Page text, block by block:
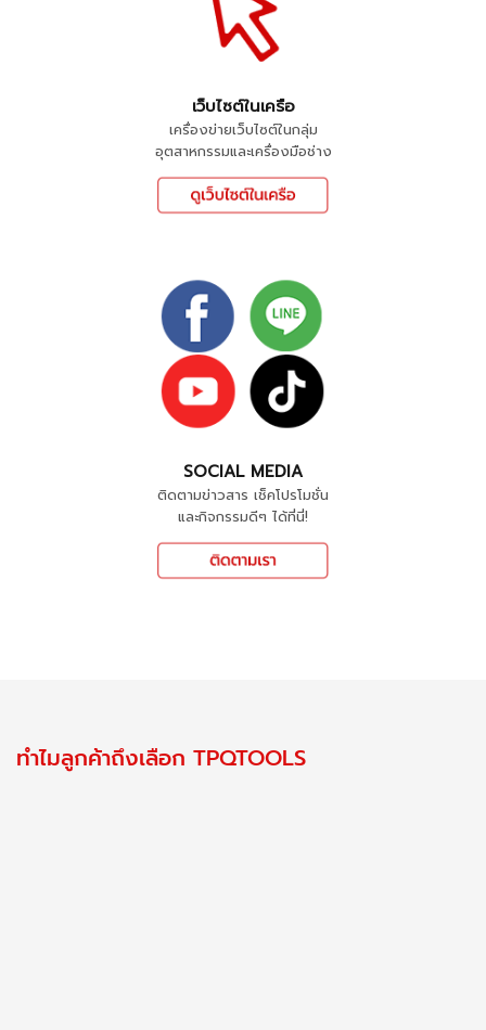
เว็บไซต์ในเครือ
เครื่องข่ายเว็บไซต์ในกลุ่ม
อุตสาหกรรมและเครื่องมือช่าง
SOCIAL MEDIA
ติดตามข่าวสาร เช็คโปรโมชั่น
และกิจกรรมดีๆ ได้ที่นี่!
ทำไมลูกค้าถึงเลือก TPQTOOLS